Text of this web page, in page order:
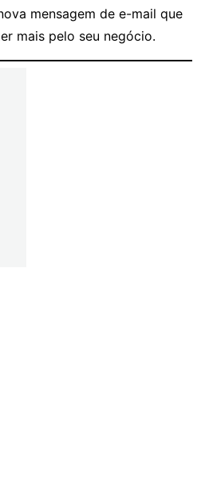
mensagem de e-mail que
mais pelo seu negócio.